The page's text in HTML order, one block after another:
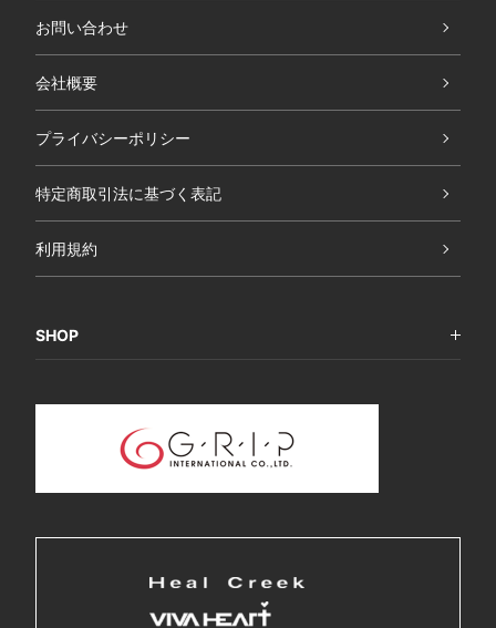
お問い合わせ
会社概要
プライバシーポリシー
特定商取引法に基づく表記
利用規約
SHOP